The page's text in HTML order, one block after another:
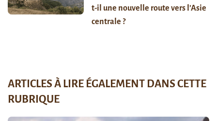
t-il une nouvelle route vers l’Asie
centrale ?
ARTICLES À LIRE ÉGALEMENT DANS CETTE
RUBRIQUE